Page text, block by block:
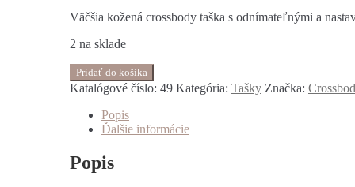
Väčšia kožená crossbody taška s odnímateľnými a
2 na sklade
Pridať do košíka
Katalógové číslo: 49 Kategória: Tašky Značka:
Popis
Ďalšie informácie
Popis